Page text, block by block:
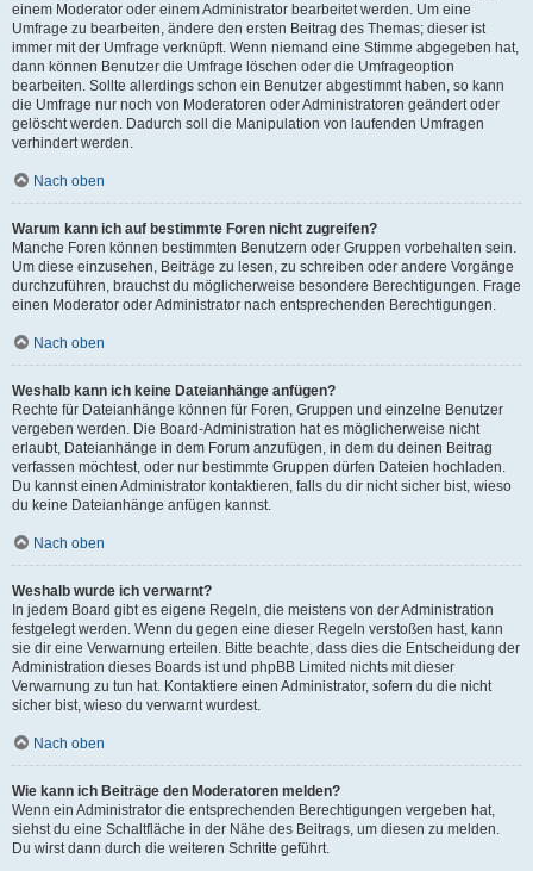
einem Moderator oder einem Administrator bearbeitet werden. Um eine
Umfrage zu bearbeiten, ändere den ersten Beitrag des Themas; dieser ist
immer mit der Umfrage verknüpft. Wenn niemand eine Stimme abgegeben hat,
dann können Benutzer die Umfrage löschen oder die Umfrageoption
bearbeiten. Sollte allerdings schon ein Benutzer abgestimmt haben, so kann
die Umfrage nur noch von Moderatoren oder Administratoren geändert oder
gelöscht werden. Dadurch soll die Manipulation von laufenden Umfragen
verhindert werden.
Nach oben
Warum kann ich auf bestimmte Foren nicht zugreifen?
Manche Foren können bestimmten Benutzern oder Gruppen vorbehalten sein.
Um diese einzusehen, Beiträge zu lesen, zu schreiben oder andere Vorgänge
durchzuführen, brauchst du möglicherweise besondere Berechtigungen. Frage
einen Moderator oder Administrator nach entsprechenden Berechtigungen.
Nach oben
Weshalb kann ich keine Dateianhänge anfügen?
Rechte für Dateianhänge können für Foren, Gruppen und einzelne Benutzer
vergeben werden. Die Board-Administration hat es möglicherweise nicht
erlaubt, Dateianhänge in dem Forum anzufügen, in dem du deinen Beitrag
verfassen möchtest, oder nur bestimmte Gruppen dürfen Dateien hochladen.
Du kannst einen Administrator kontaktieren, falls du dir nicht sicher bist, wieso
du keine Dateianhänge anfügen kannst.
Nach oben
Weshalb wurde ich verwarnt?
In jedem Board gibt es eigene Regeln, die meistens von der Administration
festgelegt werden. Wenn du gegen eine dieser Regeln verstoßen hast, kann
sie dir eine Verwarnung erteilen. Bitte beachte, dass dies die Entscheidung der
Administration dieses Boards ist und phpBB Limited nichts mit dieser
Verwarnung zu tun hat. Kontaktiere einen Administrator, sofern du die nicht
sicher bist, wieso du verwarnt wurdest.
Nach oben
Wie kann ich Beiträge den Moderatoren melden?
Wenn ein Administrator die entsprechenden Berechtigungen vergeben hat,
siehst du eine Schaltfläche in der Nähe des Beitrags, um diesen zu melden.
Du wirst dann durch die weiteren Schritte geführt.